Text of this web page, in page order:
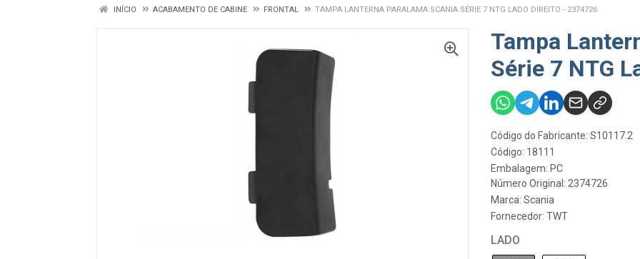
INÍCIO ACABAMENTO DE CABINE FRONTAL TAMPA LANTERNA PARALAMA SCANIA SÉRIE 7 NTG LADO DIREITO - 2374726
Tampa
Série 7 NTG
Código do Fabricante: S10117.2
Código: 18111
Embalagem: PC
Número Original: 2374726
Marca: Scania
Fornecedor: TWT
LADO